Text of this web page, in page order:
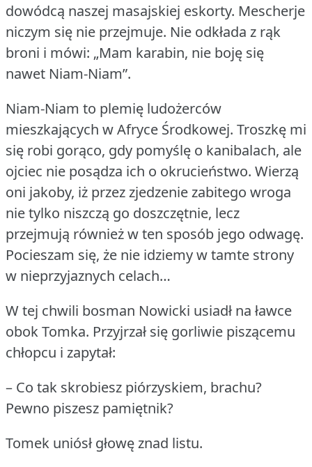
dowódcą naszej masajskiej eskorty. Mescherje
niczym się nie przejmuje. Nie odkłada z rąk
broni i mówi: „Mam karabin, nie boję się
nawet Niam-Niam”.
Niam-Niam to plemię ludożerców
mieszkających w Afryce Środkowej. Troszkę mi
się robi gorąco, gdy pomyślę o kanibalach, ale
ojciec nie posądza ich o okrucieństwo. Wierzą
oni jakoby, iż przez zjedzenie zabitego wroga
nie tylko niszczą go doszczętnie, lecz
przejmują również w ten sposób jego odwagę.
Pocieszam się, że nie idziemy w tamte strony
w nieprzyjaznych celach…
W tej chwili bosman Nowicki usiadł na ławce
obok Tomka. Przyjrzał się gorliwie piszącemu
chłopcu i zapytał:
– Co tak skrobiesz piórzyskiem, brachu?
Pewno piszesz pamiętnik?
Tomek uniósł głowę znad listu.